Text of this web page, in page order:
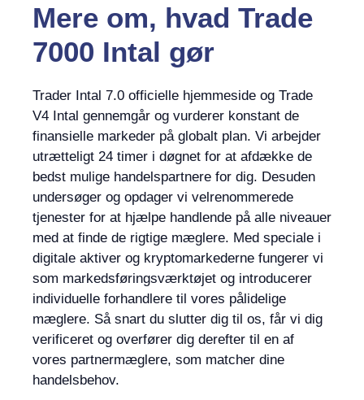
Mere om, hvad Trade
7000 Intal gør
Trader Intal 7.0 officielle hjemmeside og Trade
V4 Intal gennemgår og vurderer konstant de
finansielle markeder på globalt plan. Vi arbejder
utrætteligt 24 timer i døgnet for at afdække de
bedst mulige handelspartnere for dig. Desuden
undersøger og opdager vi velrenommerede
tjenester for at hjælpe handlende på alle niveauer
med at finde de rigtige mæglere. Med speciale i
digitale aktiver og kryptomarkederne fungerer vi
som markedsføringsværktøjet og introducerer
individuelle forhandlere til vores pålidelige
mæglere. Så snart du slutter dig til os, får vi dig
verificeret og overfører dig derefter til en af ​​
vores partnermæglere, som matcher dine
handelsbehov.